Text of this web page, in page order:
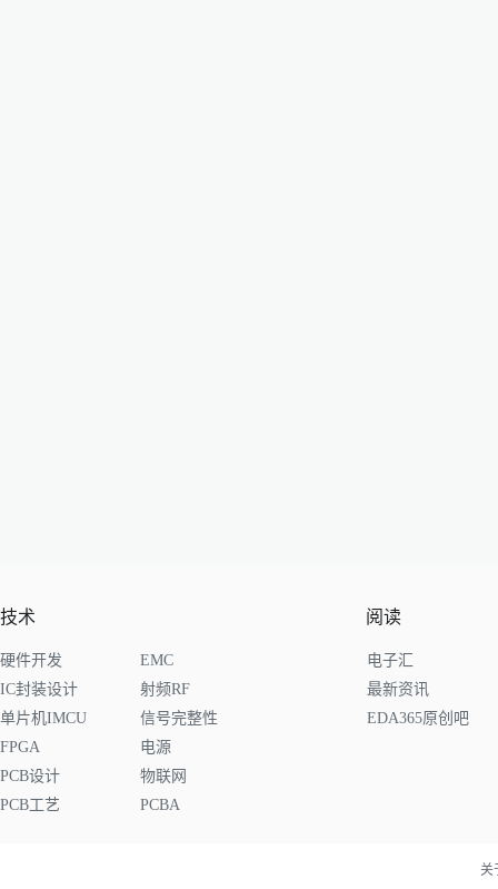
技术
硬件开发
EMC
IC封装设计
射频RF
单片机IMCU
信号完整性
FPGA
电源
PCB设计
物联网
PCB工艺
PCBA
阅读
电子汇
最新资讯
EDA365原创吧
关